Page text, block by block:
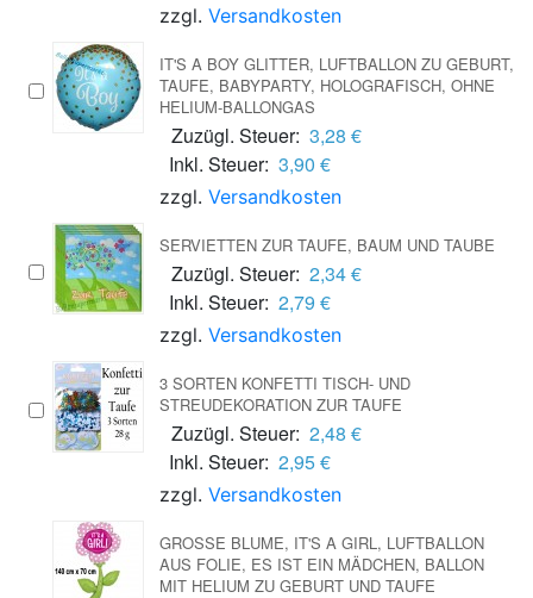
zzgl. Versandkosten
IT'S A BOY GLITTER, LUFTBALLON ZU GEBURT,
TAUFE, BABYPARTY, HOLOGRAFISCH, OHNE
HELIUM-BALLONGAS
Zuzügl. Steuer: 3,28 €
Inkl. Steuer: 3,90 €
zzgl. Versandkosten
SERVIETTEN ZUR TAUFE, BAUM UND TAUBE
Zuzügl. Steuer: 2,34 €
Inkl. Steuer: 2,79 €
zzgl. Versandkosten
3 SORTEN KONFETTI TISCH- UND
STREUDEKORATION ZUR TAUFE
Zuzügl. Steuer: 2,48 €
Inkl. Steuer: 2,95 €
zzgl. Versandkosten
GROSSE BLUME, IT'S A GIRL, LUFTBALLON A
US FOLIE, ES IST EIN MÄDCHEN, BALLON M
IT HELIUM ZU GEBURT UND TAUFE